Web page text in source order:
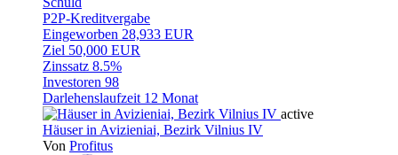
P2P-Kreditvergabe
Eingeworben 28,933 EUR
Ziel 50,000 EUR
Zinssatz 8.5%
Investoren 98
Darlehenslaufzeit 12 Monat
active
Häuser in Avizieniai, Bezirk Vilnius IV
Von Profitus